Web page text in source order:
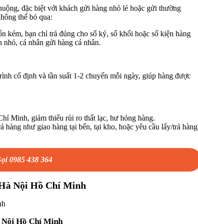
đặc biệt với khách gửi hàng nhỏ lẻ hoặc gửi thường
thể bỏ qua:
kém, bạn chỉ trả đúng cho số ký, số khối hoặc số kiện hàng
cá nhân gửi hàng cá nhân.
cố định và tần suất 1-2 chuyến mỗi ngày, giúp hàng được
Minh, giảm thiểu rủi ro thất lạc, hư hỏng hàng.
hàng như giao hàng tại bến, tại kho, hoặc yêu cầu lấy/trả hàng
0985 438 364
Nội Hồ Chí Minh
Nội Hồ Chí Minh